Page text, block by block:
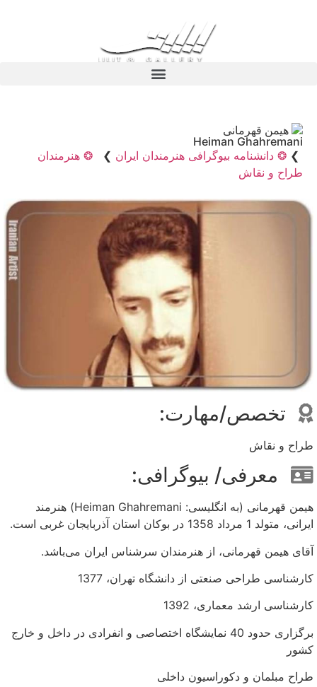
هیمن قهرمانی
Heiman Ghahremani
❯ ❂ دانشنامه بیوگرافی هنرمندان ایران ❯
❂ هنرمندان
طراح و نقاش
تخصص/مهارت:
طراح و نقاش
معرفی/ بیوگرافی:
هیمن قهرمانی (به انگلیسی: Heiman Ghahremani) هنرمند
ایرانی، متولد 1 مرداد 1358 در بوکان استان آذربایجان غربی است.
آقای هیمن قهرمانی، از هنرمندان سرشناس ایران می‌باشد.
کارشناسی طراحی صنعتی از دانشگاه تهران، 1377
کارشناسی ارشد معماری، 1392
برگزاری حدود 40 نمایشگاه اختصاصی و انفرادی در داخل و خارج
کشور
طراح مبلمان و دکوراسیون داخلی